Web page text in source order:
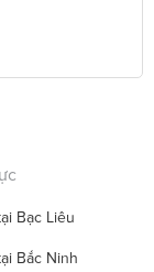
Bạc Liêu
Bắc Ninh